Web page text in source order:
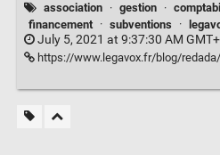
association · gestion ·
financement
· subventions ·
July 5, 2021 at 9:37:30 AM
https://www.legavox.fr/blog/redada/conserver-